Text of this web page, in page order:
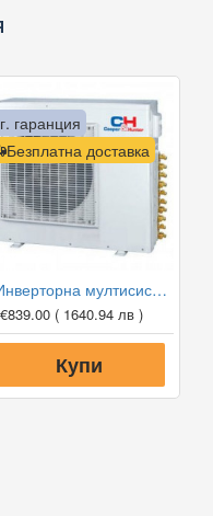
Безплатна доставка
гаранция
Инверторна мултисистема Cooper and Hunter CHML-U18RK2, 18000 BTU, Клас А++
€839.00 ( 1640.94 лв )
Купи